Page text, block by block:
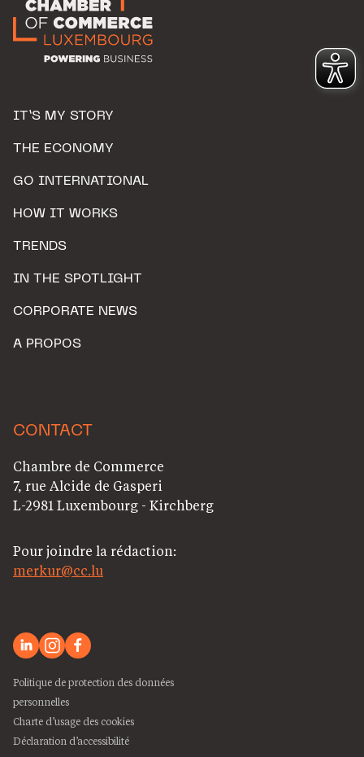
IT’S MY STORY
THE ECONOMY
GO INTERNATIONAL
HOW IT WORKS
TRENDS
IN THE SPOTLIGHT
CORPORATE NEWS
A PROPOS
CONTACT
Chambre de Commerce
7, rue Alcide de Gasperi
L-2981 Luxembourg - Kirchberg
Pour joindre la rédaction:
merkur@cc.lu
Politique de protection des données
personnelles
Charte d’usage des cookies
Déclaration d’accessibilité